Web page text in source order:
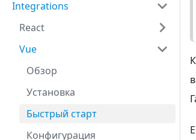
Integrations
React
Vue
Обзор
Установка
Быстрый старт
Конфигурация